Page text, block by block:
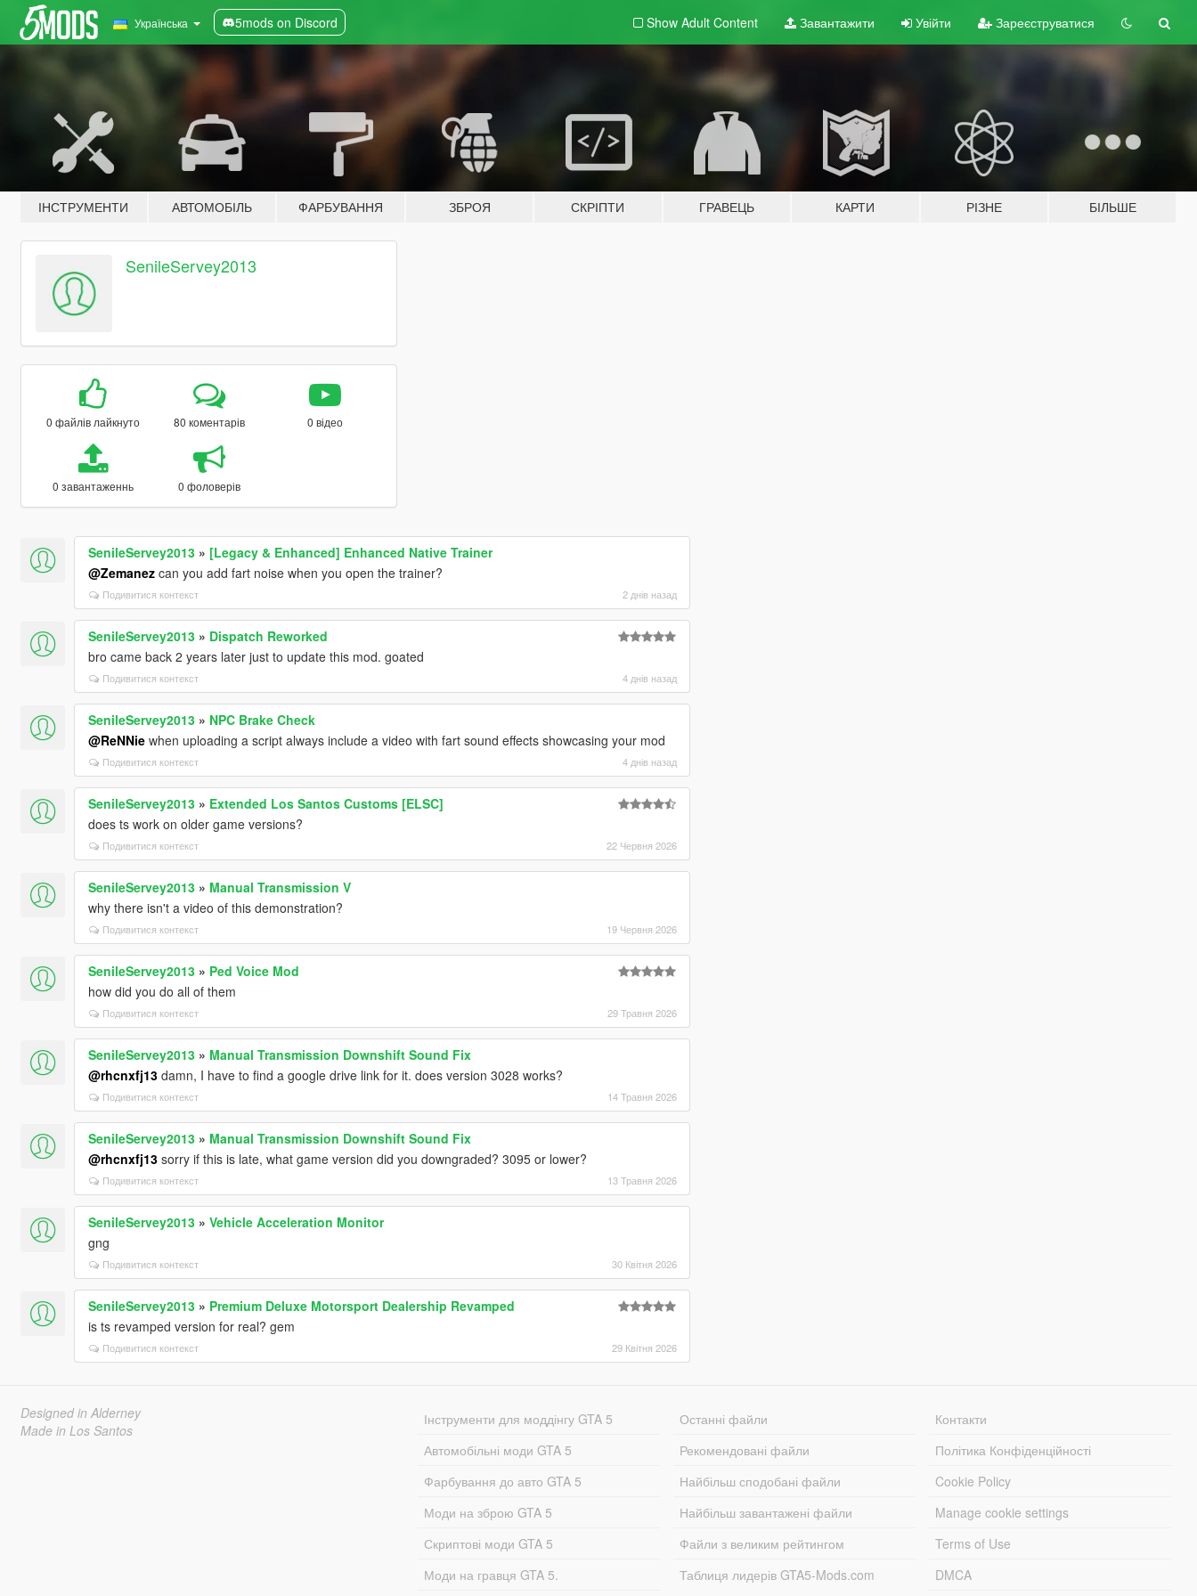
Українська 5mods on Discord Show Adult Content Завантажити Увійти Зареєструватися
ІНСТРУМЕНТИ АВТОМОБІЛЬ ФАРБУВАННЯ ЗБРОЯ СКРІПТИ ГРАВЕЦЬ КАРТИ РІЗНЕ БІЛЬШЕ
SenileServey2013
0 файлів лайкнуто 80 коментарів 0 відео
0 завантаженнь 0 фоловерів
SenileServey2013» [Legacy & Enhanced] Enhanced Native Trainer
@Zemanezcan you add fart noise when you open the trainer?
Подивитися контекст 2 днів назад
SenileServey2013» Dispatch Reworked
bro came back 2 years later just to update this mod. goated
Подивитися контекст 4 днів назад
SenileServey2013» NPC Brake Check
@ReNNiewhen uploading a script always include a video with fart sound effects showcasing your mod
Подивитися контекст 4 днів назад
SenileServey2013» Extended Los Santos Customs [ELSC]
does ts work on older game versions?
Подивитися контекст 22 Червня 2026
SenileServey2013» Manual Transmission V
why there isn't a video of this demonstration?
Подивитися контекст 19 Червня 2026
SenileServey2013» Ped Voice Mod
how did you do all of them
Подивитися контекст 29 Травня 2026
SenileServey2013» Manual Transmission Downshift Sound Fix
@rhcnxfj13damn, I have to find a google drive link for it. does version 3028 works?
Подивитися контекст 14 Травня 2026
SenileServey2013» Manual Transmission Downshift Sound Fix
@rhcnxfj13sorry if this is late, what game version did you downgraded? 3095 or lower?
Подивитися контекст 13 Травня 2026
SenileServey2013» Vehicle Acceleration Monitor
gng
Подивитися контекст 30 Квітня 2026
SenileServey2013» Premium Deluxe Motorsport Dealership Revamped
is ts revamped version for real? gem
Подивитися контекст 29 Квітня 2026
Designed in Alderney
Made in Los Santos
Інструменти для моддінгу GTA 5
Автомобільні моди GTA 5
Фарбування до авто GTA 5
Моди на зброю GTA 5
Скриптові моди GTA 5
Моди на гравця GTA 5.
Останні файли
Рекомендовані файли
Найбільш сподобані файли
Найбільш завантажені файли
Файли з великим рейтингом
Таблиця лидерів GTA5-Mods.com
Контакти
Політика Конфіденційності
Cookie Policy
Manage cookie settings
Terms of Use
DMCA